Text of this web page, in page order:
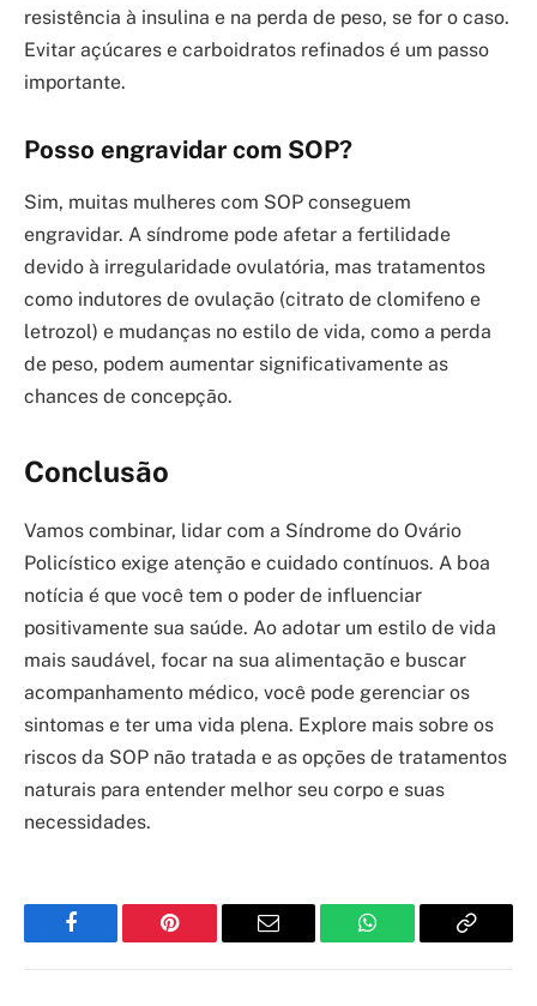
resistência à insulina e na perda de peso, se for o caso.
Evitar açúcares e carboidratos refinados é um passo
importante.
Posso engravidar com SOP?
Sim, muitas mulheres com SOP conseguem
engravidar. A síndrome pode afetar a fertilidade
devido à irregularidade ovulatória, mas tratamentos
como indutores de ovulação (citrato de clomifeno e
letrozol) e mudanças no estilo de vida, como a perda
de peso, podem aumentar significativamente as
chances de concepção.
Conclusão
Vamos combinar, lidar com a Síndrome do Ovário
Policístico exige atenção e cuidado contínuos. A boa
notícia é que você tem o poder de influenciar
positivamente sua saúde. Ao adotar um estilo de vida
mais saudável, focar na sua alimentação e buscar
acompanhamento médico, você pode gerenciar os
sintomas e ter uma vida plena. Explore mais sobre os
riscos da SOP não tratada e as opções de tratamentos
naturais para entender melhor seu corpo e suas
necessidades.
Facebook Pinterest Email WhatsApp Copy